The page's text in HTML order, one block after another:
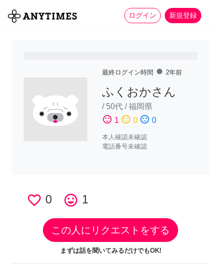
ログイン 新規登録
全て 家事 more_horiz
最終ログイン時間 fiber_manual_record 2年前
ふくおかさん
/ 50代 /福岡県
sentiment_satisfied 1 sentiment_neutral 0 sentiment_dissatisfied 0
本人確認未確認
電話番号未確認
favorite_border 0 tag_faces 1
この人にリクエストをする
まずは話を聞いてみるだけでもOK!